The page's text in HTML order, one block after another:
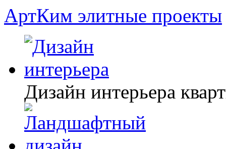
АртКим элитные проекты
Дизайн интерьера